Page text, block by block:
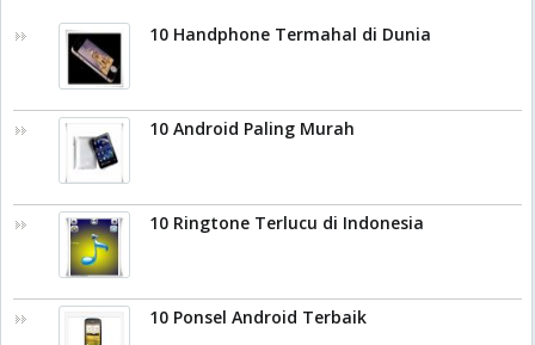
10 Handphone Termahal di Dunia
10 Android Paling Murah
10 Ringtone Terlucu di Indonesia
10 Ponsel Android Terbaik